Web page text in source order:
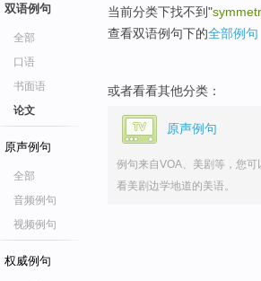
双语例句
全部
口语
书面语
论文
原声例句
全部
音频例句
视频例句
权威例句
当前分类下找不到"
查看双语例句下的全部例句
或者看看其他分类：
原声例句
例句来自VOA、美剧等，您可
看美剧边学地道的美语。